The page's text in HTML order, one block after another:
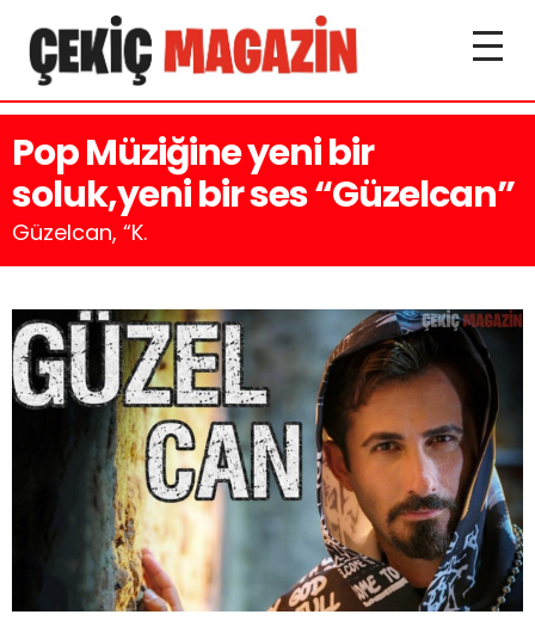
Pop Müziğine yeni bir
soluk,yeni bir ses “Güzelcan”
Güzelcan, “K.